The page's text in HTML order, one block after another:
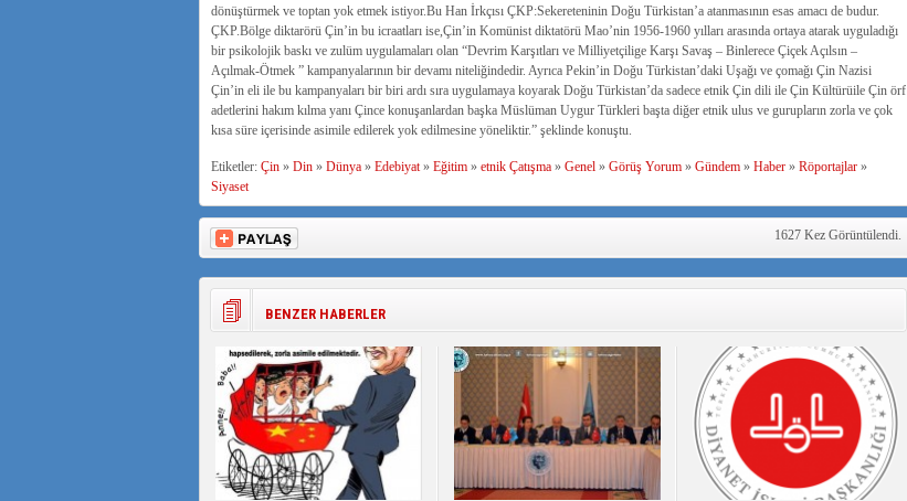
dönüştürmek ve toptan yok etmek istiyor.Bu Han İrkçısı ÇKP:Sekereteninin Doğu Türkistan’a atanmasının esas amacı de budur.
ÇKP.Bölge diktarörü Çin’in bu icraatları ise,Çin’in Komünist diktatörü Mao’nin 1956-1960 yılları arasında ortaya atarak uyguladığı
bir psikolojik baskı ve zulüm uygulamaları olan “Devrim Karşıtları ve Milliyetçilige Karşı Savaş – Binlerece Çiçek Açılsın –
Açılmak-Ötmek ” kampanyalarının bir devamı niteliğindedir. Ayrıca Pekin’in Doğu Türkistan’daki Uşağı ve çomağı Çin Nazisi
Çin’in eli ile bu kampanyaları bir biri ardı sıra uygulamaya koyarak Doğu Türkistan’da sadece etnik Çin dili ile Çin Kültürüile Çin örf
adetlerini hakım kılma yanı Çince konuşanlardan başka Müslüman Uygur Türkleri başta diğer etnik ulus ve gurupların zorla ve çok
kısa süre içerisinde asimile edilerek yok edilmesine yöneliktir.” şeklinde konuştu.
Etiketler: Çin» Din» Dünya» Edebiyat» Eğitim» etnik Çatışma» Genel» Görüş Yorum» Gündem» Haber» Röportajlar»
Siyaset
1627 Kez Görüntülendi.
BENZER HABERLER